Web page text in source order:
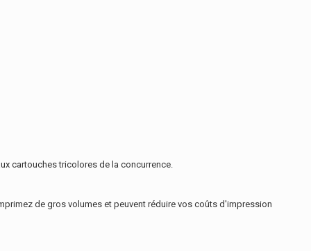
cartouches tricolores de la concurrence.
de gros volumes et peuvent réduire vos coûts d'impression